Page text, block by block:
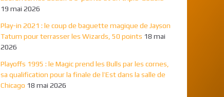
19 mai 2026
Play-in 2021 : le coup de baguette magique de Jayson
Tatum pour terrasser les Wizards, 50 points 18 mai
2026
Playoffs 1995 : le Magic prend les Bulls par les cornes,
sa qualification pour la finale de l’Est dans la salle de
Chicago 18 mai 2026